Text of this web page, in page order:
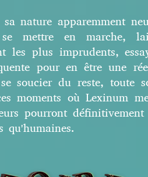
nature apparemment
mettre en marche,
les plus imprudents,
pour en être une
soucier du reste, toute
moments où Lexinum
pourront
qu'humaines.